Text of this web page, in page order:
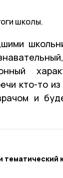
школы.
кто-то
и
тематический